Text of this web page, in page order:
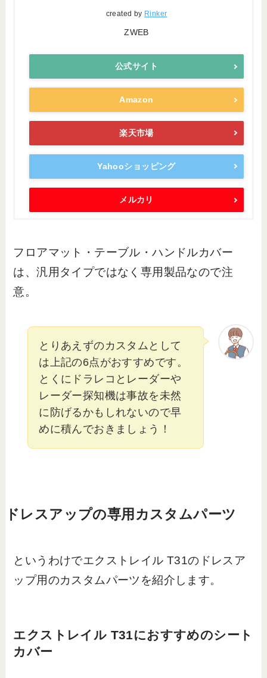
created by Rinker
ZWEB
公式サイト
Amazon
楽天市場
Yahooショッピング
メルカリ
フロアマット・テーブル・ハンドルカバー
は、汎用タイプではなく専用製品なので注
意。
とりあえずのカスタムとして
は上記の6点がおすすめです。
とくにドラレコとレーダーや
レーダー探知機は事故を未然
に防げるかもしれないので早
めに積んでおきましょう！
ドレスアップの専用カスタムパーツ
というわけでエクストレイル T31のドレスア
ップ用のカスタムパーツを紹介します。
エクストレイル T31におすすめのシート
カバー